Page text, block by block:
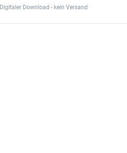
Digitaler Download - kein Versand